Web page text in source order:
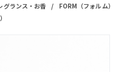
グランス・お香 /
FORM（フォルム）